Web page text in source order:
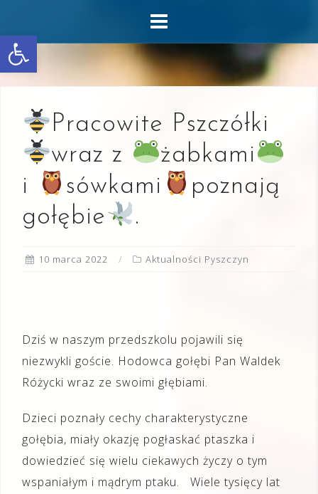
Otwórz pasek narzędzi
content
Pracowite Pszczółki
wraz z
żabkami
i
sówkami
poznają
gołębie
.
10 marca 2022 Aktualności Pyszczyn
Dziś w naszym przedszkolu pojawili się
niezwykli goście. Hodowca gołębi Pan Waldek
Różycki wraz ze swoimi głębiami.
Dzieci poznały cechy charakterystyczne
gołębia, miały okazję pogłaskać ptaszka i
dowiedzieć się wielu ciekawych życzy o tym
wspaniałym i mądrym ptaku. Wiele tysięcy lat